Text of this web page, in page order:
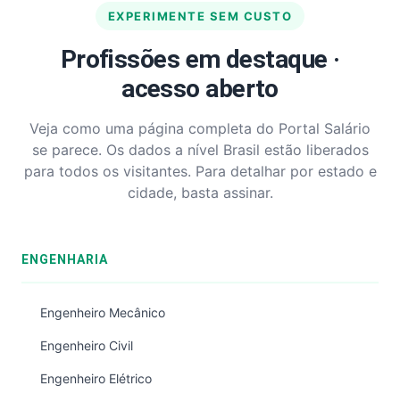
EXPERIMENTE SEM CUSTO
Profissões em destaque ·
acesso aberto
Veja como uma página completa do Portal Salário
se parece. Os dados a nível Brasil estão liberados
para todos os visitantes. Para detalhar por estado e
cidade, basta assinar.
ENGENHARIA
Engenheiro Mecânico
Engenheiro Civil
Engenheiro Elétrico